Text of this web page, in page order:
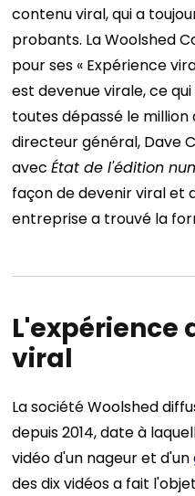
contenu viral, qui a
probants. La Woolshed
pour ses « Expérience
est devenue virale, ce
toutes dépassé le million
directeur général, Dave
avecÉtat de l'édition
façon de devenir viral et
entreprise a trouvé la
L'expérience
viral
La société Woolshed
depuis 2014, date à
vidéo d'un nageur et d'un
des dix vidéos a fait